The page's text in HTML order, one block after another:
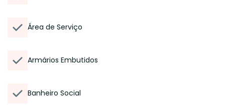
Área de Serviço
Armários Embutidos
Banheiro Social